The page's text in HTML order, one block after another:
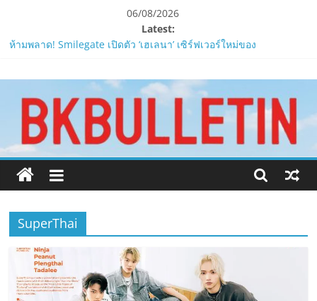
content
06/08/2026
Latest:
ห้ามพลาด! Smilegate เปิดตัว ‘เฮเลนา’ เซิร์ฟเวอร์ใหม่ของ
พร้อมอาวุธเคียวและศึกกิลด์-PvP เดือดครึ่งปีหลัง 2026
Smilegate ฉลองครบรอบ 1 ปี “Lordnine”เปิดตัวเซิร์ฟใหม่ ‘Helena’
บูสต์ EXP กระฉูด 50% พร้อมแจกซัมมอนสูงสุด 1,111 ครั้ง!
ZTE จับมือ AIS อัปเกรด Backbone Networkสำหรับภาครัฐและองค์กร
ธุรกิจ มุ่งเสริมรากฐานเศรษฐกิจดิจิทัลให้แกร่งยิ่งขึ้น
“ปลัด ทส.” เผย “รมว.สุชาติ” มอบหมายเป็นประธาน เปิดงาน
Biodiversity & Bioeconomy Forum 2026เดินหน้าขับเคลื่อน
เสนอ
ข่าว
ครบ
ทุก
SuperThai